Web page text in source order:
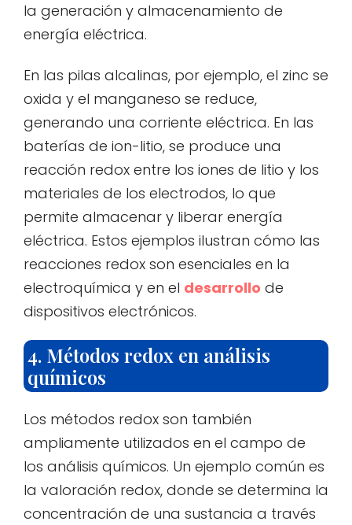
la generación y almacenamiento de
energía eléctrica.
En las pilas alcalinas, por ejemplo, el zinc se
oxida y el manganeso se reduce,
generando una corriente eléctrica. En las
baterías de ion-litio, se produce una
reacción redox entre los iones de litio y los
materiales de los electrodos, lo que
permite almacenar y liberar energía
eléctrica. Estos ejemplos ilustran cómo las
reacciones redox son esenciales en la
electroquímica y en el desarrollo de
dispositivos electrónicos.
4. Métodos redox en análisis
químicos
Los métodos redox son también
ampliamente utilizados en el campo de
los análisis químicos. Un ejemplo común es
la valoración redox, donde se determina la
concentración de una sustancia a través